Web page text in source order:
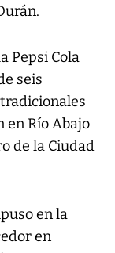
Pepsi Cola
seis
en Río Abajo
de la Ciudad
en la
en